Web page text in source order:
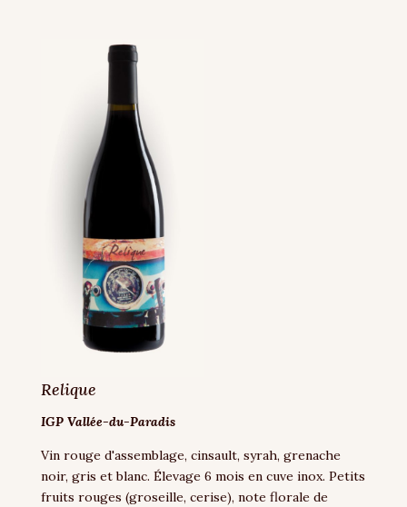
Relique
IGP Vallée-du-Paradis
Vin rouge d'assemblage, cinsault, syrah, grenache
noir, gris et blanc. Élevage 6 mois en cuve inox. Petits
fruits rouges (groseille, cerise), note florale de